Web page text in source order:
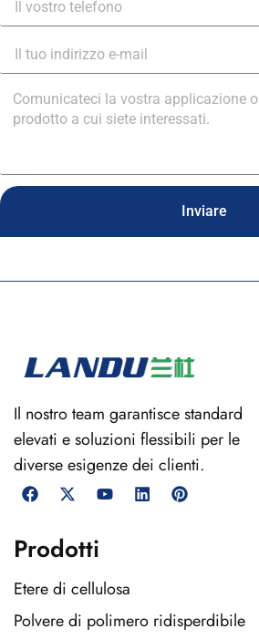
Inviare
Il nostro team garantisce standard
elevati e soluzioni flessibili per le
diverse esigenze dei clienti.
Prodotti
Etere di cellulosa
Polvere di polimero ridisperdibile